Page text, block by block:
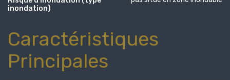
inondation)
Caractéristiques
Principales